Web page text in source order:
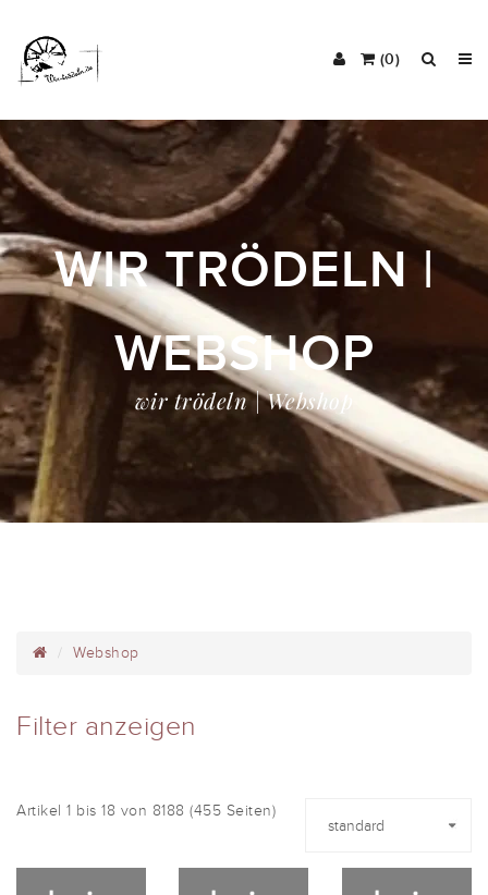
(0)
WIR TRÖDELN |
WEBSHOP
wir trödeln | Webshop
Webshop
Filter anzeigen
Artikel 1 bis 18 von 8188 (455 Seiten)